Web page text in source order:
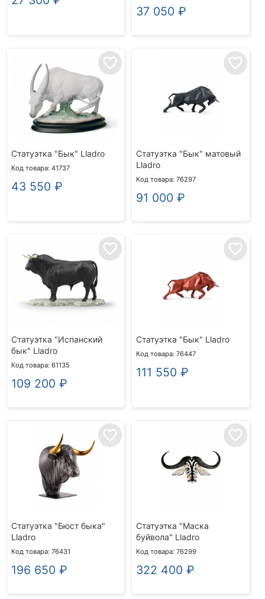
37 050 ₽
favorite_border
Статуэтка "Бык" Lladro
Код товара: 41737
43 550 ₽
favorite_border
Статуэтка "Бык" матовый
Lladro
Код товара: 76297
91 000 ₽
favorite_border
Статуэтка "Испанский
бык" Lladro
Код товара: 61135
109 200 ₽
favorite_border
Статуэтка "Бык" Lladro
Код товара: 76447
111 550 ₽
favorite_border
Статуэтка "Бюст быка"
Lladro
Код товара: 76431
196 650 ₽
favorite_border
Статуэтка "Маска
буйвола" Lladro
Код товара: 76299
322 400 ₽